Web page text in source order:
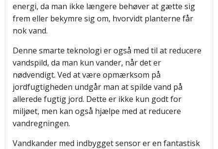
energi, da man ikke længere behøver at gætte sig
frem eller bekymre sig om, hvorvidt planterne får
nok vand.
Denne smarte teknologi er også med til at reducere
vandspild, da man kun vander, når det er
nødvendigt. Ved at være opmærksom på
jordfugtigheden undgår man at spilde vand på
allerede fugtig jord. Dette er ikke kun godt for
miljøet, men kan også hjælpe med at reducere
vandregningen.
Vandkander med indbygget sensor er en fantastisk